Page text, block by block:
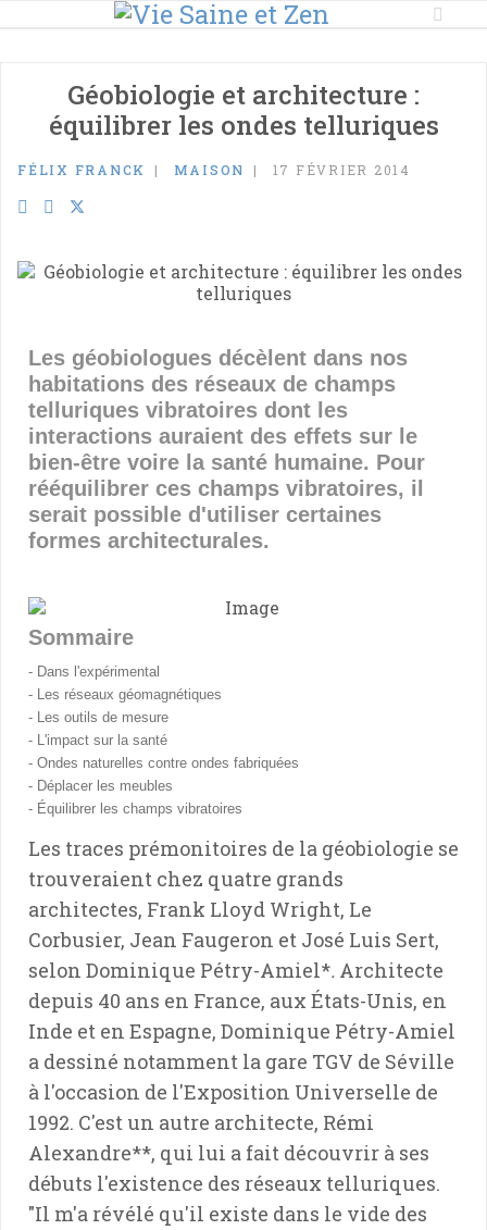
Géobiologie et architecture :
équilibrer les ondes telluriques
FÉLIX FRANCK MAISON 17 FÉVRIER 2014
Les géobiologues décèlent dans nos
habitations des réseaux de champs
telluriques vibratoires dont les
interactions auraient des effets sur le
bien-être voire la santé humaine. Pour
rééquilibrer ces champs vibratoires, il
serait possible d'utiliser certaines
formes architecturales.
Sommaire
- Dans l'expérimental
- Les réseaux géomagnétiques
- Les outils de mesure
- L'impact sur la santé
- Ondes naturelles contre ondes fabriquées
- Déplacer les meubles
- Équilibrer les champs vibratoires
Les traces prémonitoires de la géobiologie se
trouveraient chez quatre grands
architectes, Frank Lloyd Wright, Le
Corbusier, Jean Faugeron et José Luis Sert,
selon Dominique Pétry-Amiel*. Architecte
depuis 40 ans en France, aux États-Unis, en
Inde et en Espagne, Dominique Pétry-Amiel
a dessiné notamment la gare TGV de Séville
à l'occasion de l'Exposition Universelle de
1992. C'est un autre architecte, Rémi
Alexandre**, qui lui a fait découvrir à ses
débuts l'existence des réseaux telluriques.
"Il m'a révélé qu'il existe dans le vide des